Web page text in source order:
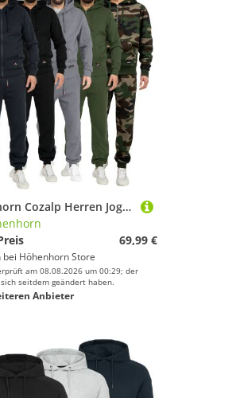
Höhenhorn Cozalp Herren Jogging Anzug Trainingsanzug Hausanzug 3XL Camo GrÃ¼n
69,99 €
bei Höhenhorn Store
am 08.08.2026 um 00:29; der
seitdem geändert haben.
Anbieter